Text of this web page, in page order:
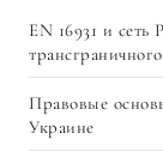
EN 16931 и сеть
Правовые
Украине